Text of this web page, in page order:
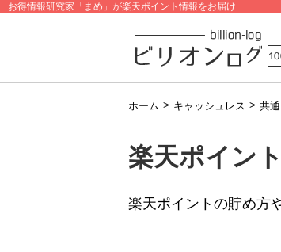
お得情報研究家「まめ」が楽天ポイント情報をお届け
ホーム > キャッシュレス > 共
楽天ポイン
楽天ポイントの貯め方